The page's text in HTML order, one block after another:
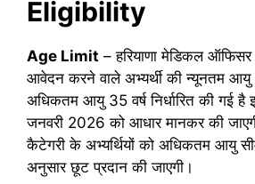
Eligibility
Age Limit – हरियाणा मेडिकल ऑफिसर
आवेदन करने वाले अभ्यर्थी की न्यूनतम आयु
अधिकतम आयु 35 वर्ष निर्धारित की गई
जनवरी 2026 को आधार मानकर की
कैटेगरी के अभ्यर्थियों को अधिकतम आयु
अनुसार छूट प्रदान की जाएगी।